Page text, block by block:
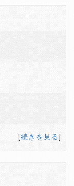
[続きを見る]